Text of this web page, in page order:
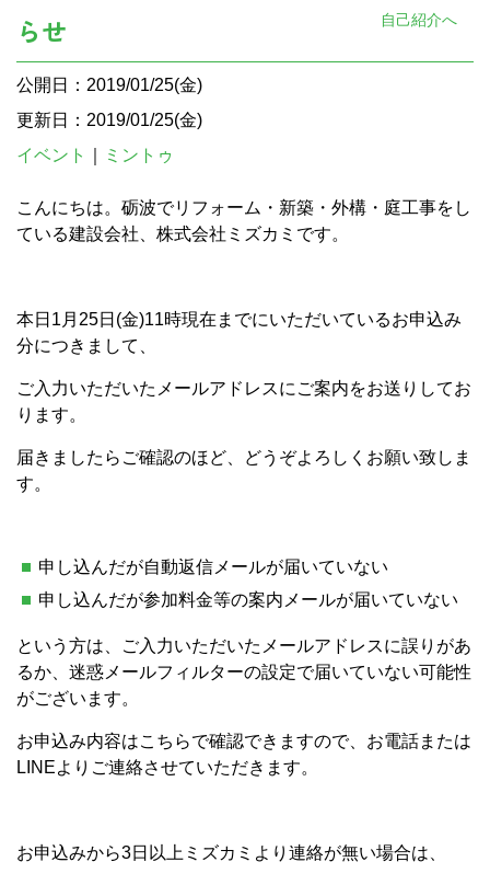
自己紹介へ
らせ
公開日：2019/01/25(金)
更新日：2019/01/25(金)
イベント
ミントゥ
こんにちは。砺波でリフォーム・新築・外構・庭工事をし
ている建設会社、株式会社ミズカミです。
本日1月25日(金)11時現在までにいただいているお申込み
分につきまして、
ご入力いただいたメールアドレスにご案内をお送りしてお
ります。
届きましたらご確認のほど、どうぞよろしくお願い致しま
す。
申し込んだが自動返信メールが届いていない
申し込んだが参加料金等の案内メールが届いていない
という方は、ご入力いただいたメールアドレスに誤りがあ
るか、迷惑メールフィルターの設定で届いていない可能性
がございます。
お申込み内容はこちらで確認できますので、お電話または
LINEよりご連絡させていただきます。
お申込みから3日以上ミズカミより連絡が無い場合は、